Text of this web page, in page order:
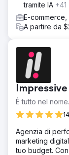
tramite IA +41
E-
A partire da
È tutto nel nome.
Agenzia di
marketing
tuo budget.